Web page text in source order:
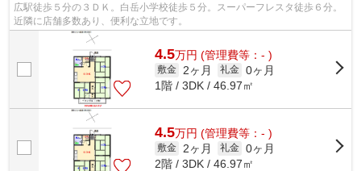
広駅徒歩５分の３ＤＫ。白岳小学校徒歩５分。スーパーフレスタ徒歩６分。
近隣に店舗多数あり、便利な立地です。
4.5万円 (管理費等：- )
敷金 2ヶ月 礼金 0ヶ月
1階 / 3DK / 46.97㎡
4.5万円 (管理費等：- )
敷金 2ヶ月 礼金 0ヶ月
2階 / 3DK / 46.97㎡